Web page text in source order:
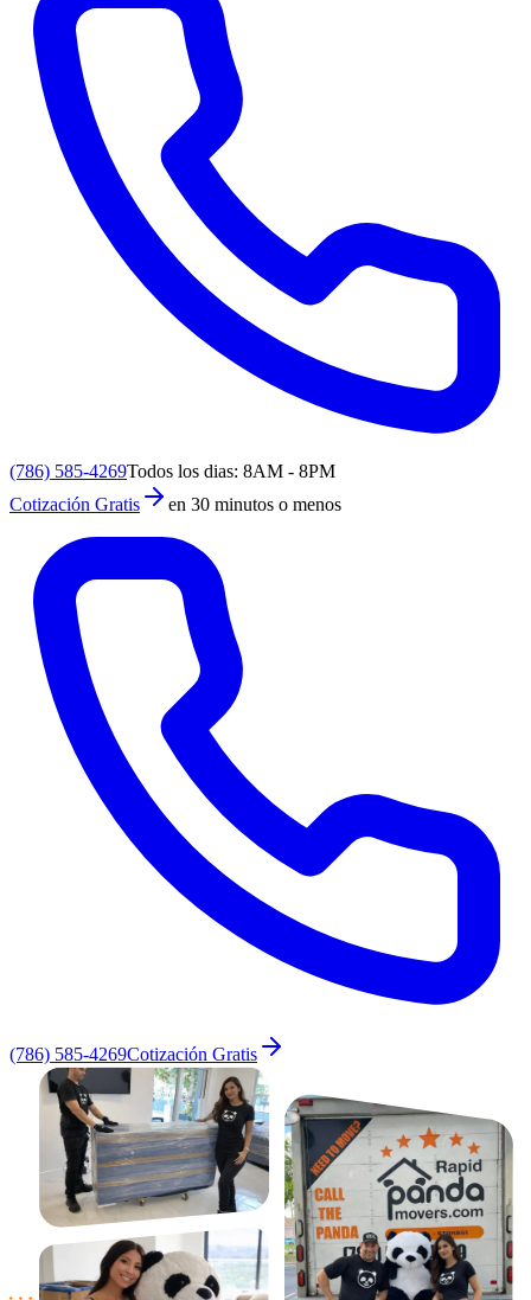
(786) 585-4269Todos los dias: 8AM - 8PM
Cotización Gratis
en 30 minutos o menos
(786) 585-4269Cotización Gratis